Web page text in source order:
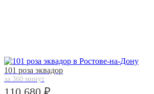
101 роза эквадор
за 360 минут